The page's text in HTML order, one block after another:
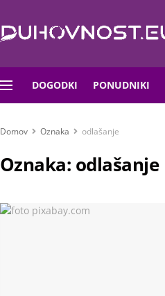
DOGODKI PONUDNIKI
Domov Oznaka odlašanje
Oznaka: odlašanje